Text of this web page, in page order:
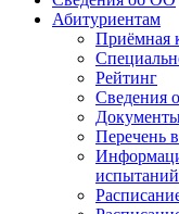
Абитуриентам
Приёмная
Рейтинг
Сведения
Перечень
испытаний